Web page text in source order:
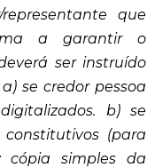
que
a garantir o
ser instruído
se credor pessoa
b) se
(para
cópia simples da